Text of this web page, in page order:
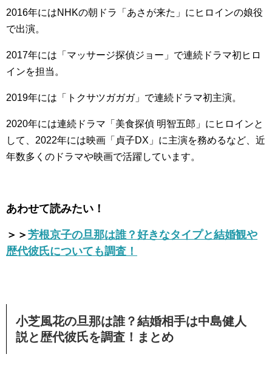
2016年にはNHKの朝ドラ「あさが来た」にヒロインの娘役
で出演。
2017年には「マッサージ探偵ジョー」で連続ドラマ初ヒロ
インを担当。
2019年には「トクサツガガガ」で連続ドラマ初主演。
2020年には連続ドラマ「美食探偵 明智五郎」にヒロインと
して、2022年には映画「貞子DX」に主演を務めるなど、近
年数多くのドラマや映画で活躍しています。
あわせて読みたい！
＞＞芳根京子の旦那は誰？好きなタイプと結婚観や
歴代彼氏についても調査！
小芝風花の旦那は誰？結婚相手は中島健人
説と歴代彼氏を調査！まとめ